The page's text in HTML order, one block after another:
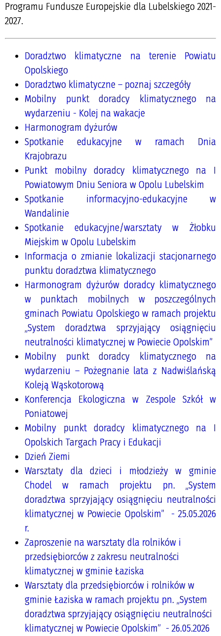
Programu Fundusze Europejskie dla Lubelskiego 2021-
2027.
Doradztwo klimatyczne na terenie Powiatu
Opolskiego
Doradztwo klimatyczne – poznaj szczegóły
Mobilny punkt doradcy klimatycznego na
wydarzeniu - Kolej na wakacje
Harmonogram dyżurów
Spotkanie edukacyjne w ramach Dnia
Krajobrazu
Punkt mobilny doradcy klimatycznego na I
Powiatowym Dniu Seniora w Opolu Lubelskim
Spotkanie informacyjno-edukacyjne w
Wandalinie
Spotkanie edukacyjne/warsztaty w Żłobku
Miejskim w Opolu Lubelskim
Informacja o zmianie lokalizacji stacjonarnego
punktu doradztwa klimatycznego
Harmonogram dyżurów doradcy klimatycznego
w punktach mobilnych w poszczególnych
gminach Powiatu Opolskiego w ramach projektu
„System doradztwa sprzyjający osiągnięciu
neutralności klimatycznej w Powiecie Opolskim”
Mobilny punkt doradcy klimatycznego na
wydarzeniu – Pożegnanie lata z Nadwiślańską
Koleją Wąskotorową
Konferencja Ekologiczna w Zespole Szkół w
Poniatowej
Mobilny punkt doradcy klimatycznego na I
Opolskich Targach Pracy i Edukacji
Dzień Ziemi
Warsztaty dla dzieci i młodzieży w gminie
Chodel w ramach projektu pn. „System
doradztwa sprzyjający osiągnięciu neutralności
klimatycznej w Powiecie Opolskim” - 25.05.2026
r.
Zaproszenie na warsztaty dla rolników i
przedsiębiorców z zakresu neutralności
klimatycznej w gminie Łaziska
Warsztaty dla przedsiębiorców i rolników w
gminie Łaziska w ramach projektu pn. „System
doradztwa sprzyjający osiągnięciu neutralności
klimatycznej w Powiecie Opolskim” - 26.05.2026